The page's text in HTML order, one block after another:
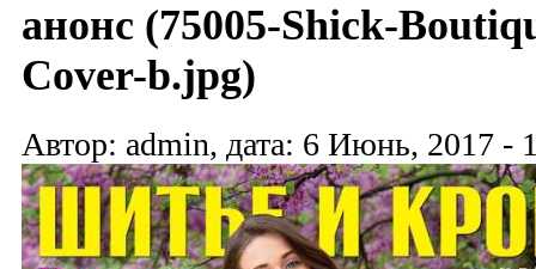
анонс (75005-Shick-
Cover-b.jpg)
Автор: admin, дата: 6 Июнь, 2017 -